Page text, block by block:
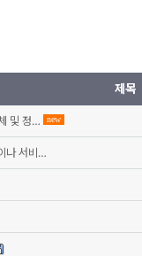
제목
및 정… new
나 서비…